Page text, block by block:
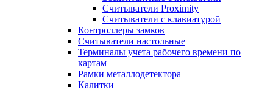
Считыватели Proximity
Считыватели с клавиатурой
Контроллеры замков
Считыватели настольные
Терминалы учета рабочего времени по
картам
Рамки металлодетектора
Калитки